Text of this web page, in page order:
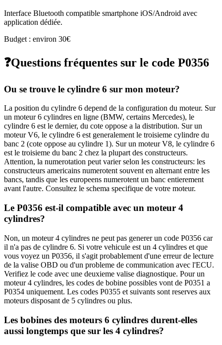
Interface Bluetooth compatible smartphone iOS/Android avec
application dédiée.
Budget : environ 30€
❓Questions fréquentes sur le code P0356
Ou se trouve le cylindre 6 sur mon moteur?
La position du cylindre 6 depend de la configuration du moteur. Sur
un moteur 6 cylindres en ligne (BMW, certains Mercedes), le
cylindre 6 est le dernier, du cote oppose a la distribution. Sur un
moteur V6, le cylindre 6 est generalement le troisieme cylindre du
banc 2 (cote oppose au cylindre 1). Sur un moteur V8, le cylindre 6
est le troisieme du banc 2 chez la plupart des constructeurs.
Attention, la numerotation peut varier selon les constructeurs: les
constructeurs americains numerotent souvent en alternant entre les
bancs, tandis que les europeens numerotent un banc entierement
avant l'autre. Consultez le schema specifique de votre moteur.
Le P0356 est-il compatible avec un moteur 4
cylindres?
Non, un moteur 4 cylindres ne peut pas generer un code P0356 car
il n'a pas de cylindre 6. Si votre vehicule est un 4 cylindres et que
vous voyez un P0356, il s'agit probablement d'une erreur de lecture
de la valise OBD ou d'un probleme de communication avec l'ECU.
Verifiez le code avec une deuxieme valise diagnostique. Pour un
moteur 4 cylindres, les codes de bobine possibles vont de P0351 a
P0354 uniquement. Les codes P0355 et suivants sont reserves aux
moteurs disposant de 5 cylindres ou plus.
Les bobines des moteurs 6 cylindres durent-elles
aussi longtemps que sur les 4 cylindres?